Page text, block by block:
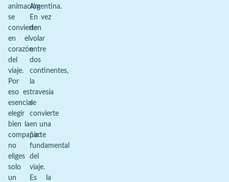
animación
se
convierten
en el
corazón
del
viaje.
Por
eso es
esencial
elegir
bien la
compañía:
no
eliges
solo
un
Argentina.
En vez
de
volar
entre
dos
continentes,
la
travesía
se
convierte
en una
parte
fundamental
del
viaje.
Es la